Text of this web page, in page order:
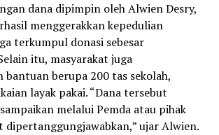
dana dipimpin oleh Alwien Desry,
menggerakkan kepedulian
terkumpul donasi sebesar
itu, masyarakat juga
bantuan berupa 200 tas sekolah,
layak pakai. “Dana tersebut
melalui Pemda atau pihak
dipertanggungjawabkan,” ujar Alwien.